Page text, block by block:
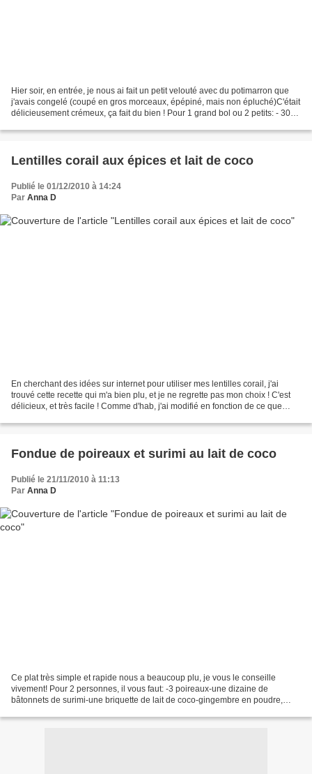
Hier soir, en entrée, je nous ai fait un petit velouté avec du potimarron que
j'avais congelé (coupé en gros morceaux, épépiné, mais non épluché)C'était
délicieusement crémeux, ça fait du bien ! Pour 1 grand bol ou 2 petits: - 300
Lentilles corail aux épices et lait de coco
Publié le 01/12/2010 à 14:24
Par Anna D
En cherchant des idées sur internet pour utiliser mes lentilles corail, j'ai
trouvé cette recette qui m'a bien plu, et je ne regrette pas mon choix ! C'est
délicieux, et très facile ! Comme d'hab, j'ai modifié en fonction de ce que
Fondue de poireaux et surimi au lait de coco
Publié le 21/11/2010 à 11:13
Par Anna D
Ce plat très simple et rapide nous a beaucoup plu, je vous le conseille
vivement! Pour 2 personnes, il vous faut: -3 poireaux-une dizaine de
bâtonnets de surimi-une briquette de lait de coco-gingembre en poudre,